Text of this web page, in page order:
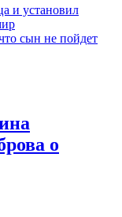
и установил
сын не пойдет
о